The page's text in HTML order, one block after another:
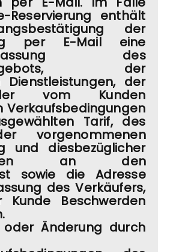
Reservierung enthält
der
per E-Mail eine
des
der
Dienstleistungen, der
vom Kunden
Verkaufsbedingungen
Tarif, des
vorgenommenen
und diesbezüglicher
an den
sowie die Adresse
des Verkäufers,
Beschwerden
oder Änderung durch